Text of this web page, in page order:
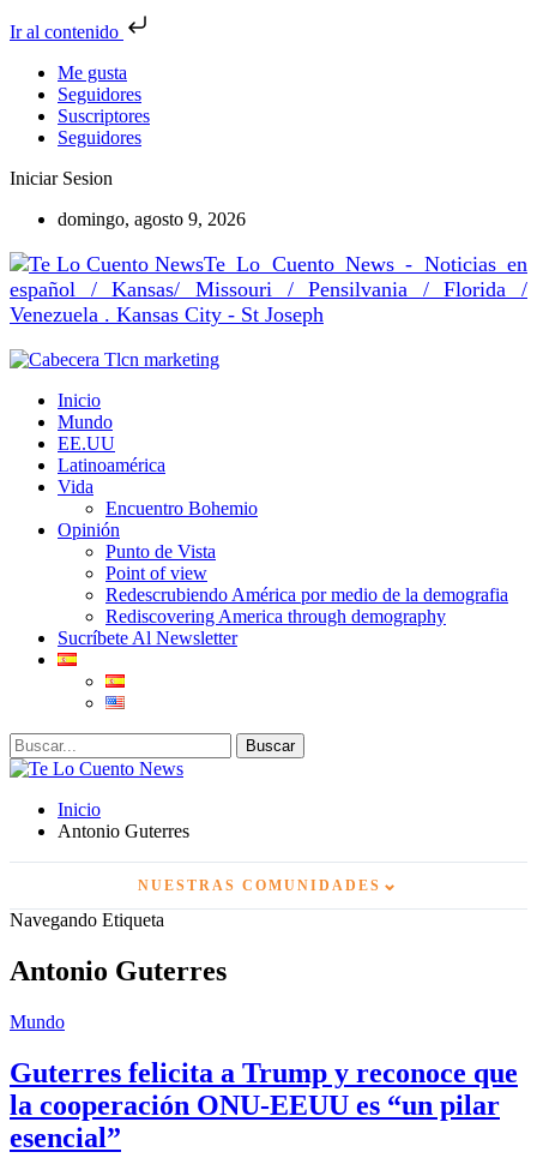
Ir al contenido
Me gusta
Seguidores
Suscriptores
Seguidores
Iniciar Sesion
domingo, agosto 9, 2026
Te Lo Cuento News - Noticias en
español / Kansas/ Missouri / Pensilvania / Florida /
Venezuela . Kansas City - St Joseph
Inicio
Mundo
EE.UU
Latinoamérica
Vida
Encuentro Bohemio
Opinión
Punto de Vista
Point of view
Redescrubiendo América por medio de la demografia
Rediscovering America through demography
Sucríbete Al Newsletter
Inicio
Antonio Guterres
NUESTRAS COMUNIDADES ⌄
Navegando Etiqueta
Antonio Guterres
Mundo
Guterres felicita a Trump y reconoce que
la cooperación ONU-EEUU es “un pilar
esencial”